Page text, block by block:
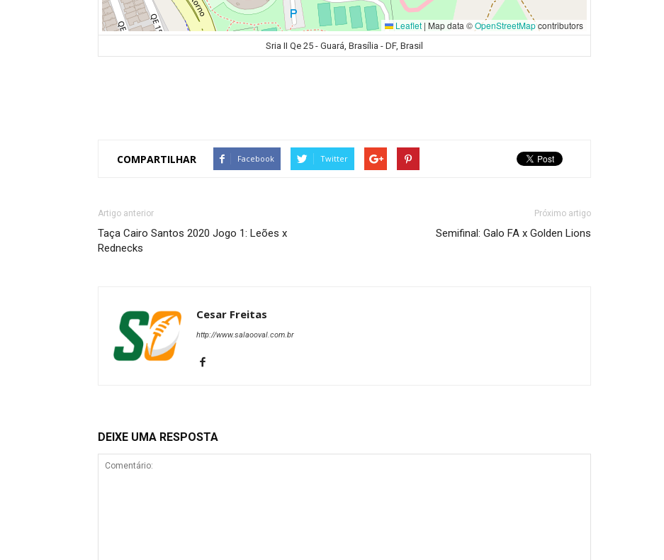
Leaflet | Map data ©OpenStreetMapcontributors
Sria II Qe 25 - Guará, Brasília - DF, Brasil
COMPARTILHAR Facebook Twitter
Artigo anterior
Taça Cairo Santos 2020 Jogo 1: Leões x
Rednecks
Próximo artigo
Semifinal: Galo FA x Golden Lions
Cesar Freitas
http://www.salaooval.com.br
DEIXE UMA RESPOSTA